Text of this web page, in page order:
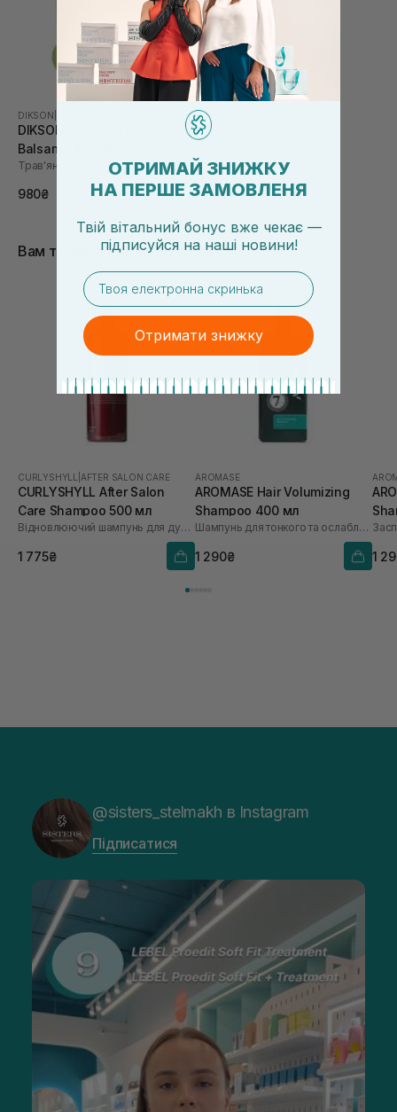
DIKSON
DIKSON Herbelan Pack
Balsamo 1000 мл
Трав'яний бальзам
980₴
Вам також сподобається
CURLYSHYLL AFTER SALON CARE
CURLYSHYLL After Salon
Care Shampoo 500 мл
Відновлюючий шампунь для дуже пошкодженого волосся
1 775₴
AROMASE
AROMASE Hair Volumizing
Shampoo 400 мл
Шампунь для тонкого та ослабленого волосся
1 290₴ 1
@sisters_stelmakh в Instagram
Підписатися
ОТРИМАЙ ЗНИЖКУ
НА ПЕРШЕ ЗАМОВЛЕНЯ
Твій вітальний бонус вже чекає —
підписуйся на наші новини!
email
Отримати знижку